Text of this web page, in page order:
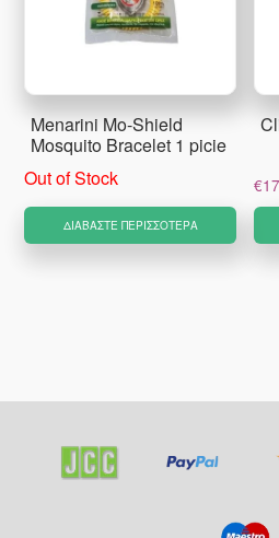
Menarini Mo-Shield
Mosquito Bracelet 1 picie
Out of Stock
ΔΙΑΒΆΣΤΕ ΠΕΡΙΣΣΌΤΕΡΑ
€